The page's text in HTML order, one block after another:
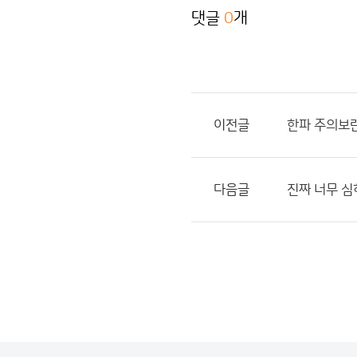
댓글 0개
이전글 한파 주의보
다음글 진짜 너무 심